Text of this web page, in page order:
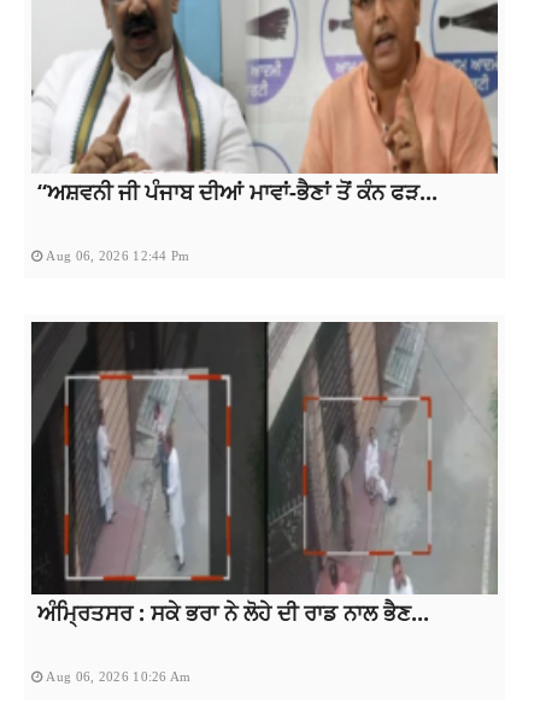
“ਅਸ਼ਵਨੀ ਜੀ ਪੰਜਾਬ ਦੀਆਂ ਮਾਵਾਂ-ਭੈਣਾਂ ਤੋਂ ਕੰਨ ਫੜ...
Aug 06, 2026 12:44 Pm
ਅੰਮ੍ਰਿਤਸਰ : ਸਕੇ ਭਰਾ ਨੇ ਲੋਹੇ ਦੀ ਰਾਡ ਨਾਲ ਭੈਣ...
Aug 06, 2026 10:26 Am